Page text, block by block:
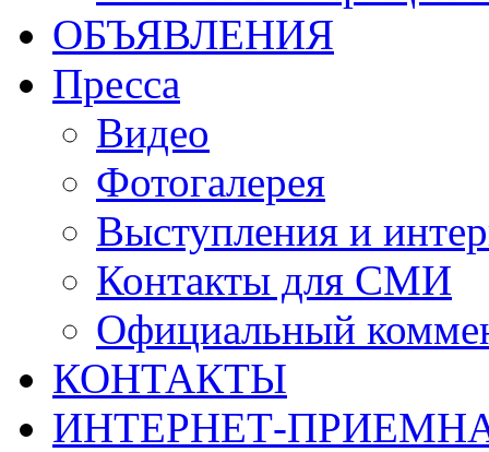
ОБЪЯВЛЕНИЯ
Пресса
Видео
Фотогалерея
Выступления и
Контакты для СМИ
Официальный
КОНТАКТЫ
ИНТЕРНЕТ-